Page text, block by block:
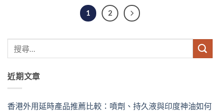
1 2
近期文章
香港外用延時產品推薦比較：噴劑、持久液與印度神油如何